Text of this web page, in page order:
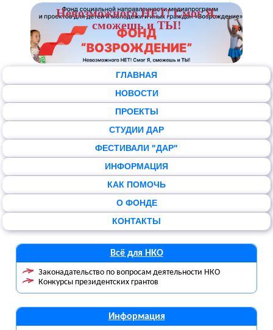
Невозможного НЕТ! Смог Я,
сможешь и ТЫ!
ГЛАВНАЯ
НОВОСТИ
ПРОЕКТЫ
СТУДИИ ДАР
ФЕСТИВАЛИ "ДАР"
ИНФОРМАЦИЯ
КАК ПОМОЧЬ
О ФОНДЕ
КОНТАКТЫ
Всё для НКО
Законадательство по вопросам деятельности НКО
Конкурсы президентских грантов
Информация